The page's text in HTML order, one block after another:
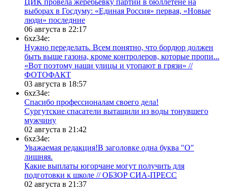
выборах в Госдуму: «Единая Россия» первая, «Новые
люди» последние
06 августа в 22:17
6xz34e:
Нужно переделать. Всем понятно, что бордюр должен
быть выше газона, кроме контролеров, которые пропи...
«Вот поэтому наши улицы и утопают в грязи» //
ФОТОФАКТ
03 августа в 18:57
6xz34e:
Спасибо профессионалам своего дела!
Сургутские спасатели вытащили из воды тонувшего
мужчину
02 августа в 21:42
6xz34e:
Уважаемая редакция!В заголовке одна буква "О"
лишняя.
Какие выплаты югорчане могут получить для
подготовки к школе // ОБЗОР СИА-ПРЕСС
02 августа в 21:37